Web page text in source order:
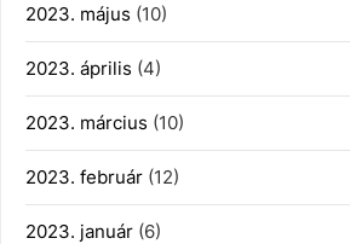
2023. május (10)
2023. április (4)
2023. március (10)
2023. február (12)
2023. január (6)